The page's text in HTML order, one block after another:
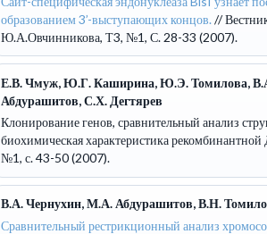
образованием 3’-выступающих концов. //
Ю.А.Овчинникова, Т3, №1, С. 28-33 (2007).
Е.В. Чмуж, Ю.Г. Каширина, Ю.Э. Томилова,
Абдурашитов, С.Х. Дегтярев
Клонирование генов, сравнительный анализ
биохимическая характеристика
№1, с. 43-50 (2007).
В.А. Чернухин, М.А. Абдурашитов, В.Н.
Сравнительный рестрикционный анализ